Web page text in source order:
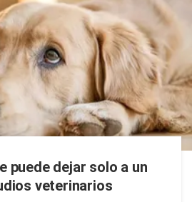
puede dejar solo a un
veterinarios